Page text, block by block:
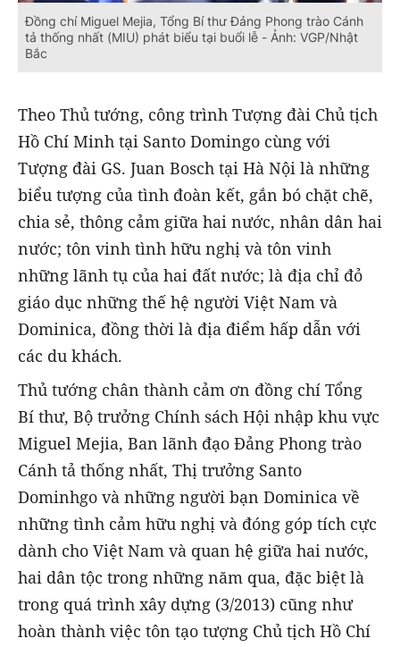
Đồng chí Miguel Mejia, Tổng Bí thư Đảng Phong trào Cánh
tả thống nhất (MIU) phát biểu tại buổi lễ - Ảnh: VGP/Nhật
Bắc
Theo Thủ tướng, công trình Tượng đài Chủ tịch
Hồ Chí Minh tại Santo Domingo cùng với
Tượng đài GS. Juan Bosch tại Hà Nội là những
biểu tượng của tình đoàn kết, gắn bó chặt chẽ,
chia sẻ, thông cảm giữa hai nước, nhân dân hai
nước; tôn vinh tình hữu nghị và tôn vinh
những lãnh tụ của hai đất nước; là địa chỉ đỏ
giáo dục những thế hệ người Việt Nam và
Dominica, đồng thời là địa điểm hấp dẫn với
các du khách.
Thủ tướng chân thành cảm ơn đồng chí Tổng
Bí thư, Bộ trưởng Chính sách Hội nhập khu vực
Miguel Mejia, Ban lãnh đạo Đảng Phong trào
Cánh tả thống nhất, Thị trưởng Santo
Dominhgo và những người bạn Dominica về
những tình cảm hữu nghị và đóng góp tích cực
dành cho Việt Nam và quan hệ giữa hai nước,
hai dân tộc trong những năm qua, đặc biệt là
trong quá trình xây dựng (3/2013) cũng như
hoàn thành việc tôn tạo tượng Chủ tịch Hồ Chí